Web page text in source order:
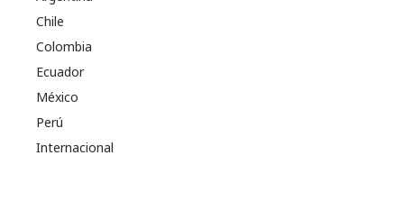
Chile
Colombia
Ecuador
México
Perú
Internacional